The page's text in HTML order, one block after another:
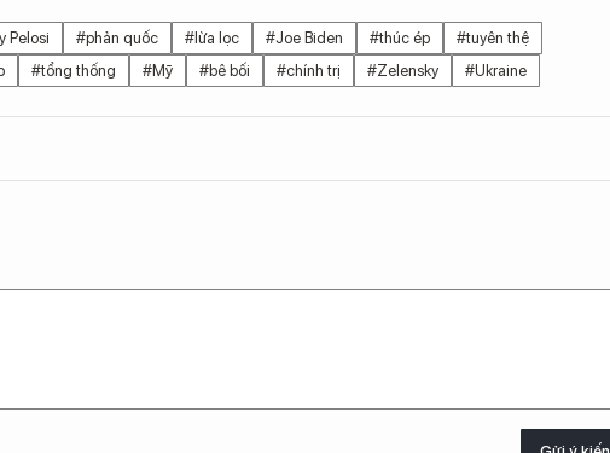
Pelosi #phản quốc #lừa lọc #Joe Biden #thúc ép
#tuyên thệ
#tổng thống #Mỹ #bê bối #chính trị #Zelensky #Ukraine